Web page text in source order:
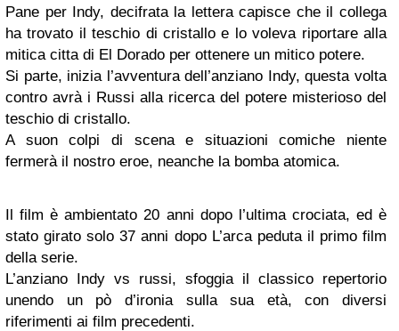
Pane per Indy, decifrata la lettera capisce che il collega
ha trovato il teschio di cristallo e lo voleva riportare alla
mitica citta di El Dorado per ottenere un mitico potere.
Si parte, inizia l’avventura dell’anziano Indy, questa volta
contro avrà i Russi alla ricerca del potere misterioso del
teschio di cristallo.
A suon colpi di scena e situazioni comiche niente
fermerà il nostro eroe, neanche la bomba atomica.
Il film è ambientato 20 anni dopo l’ultima crociata, ed è
stato girato solo 37 anni dopo L’arca peduta il primo film
della serie.
L’anziano Indy vs russi, sfoggia il classico repertorio
unendo un pò d’ironia sulla sua età, con diversi
riferimenti ai film precedenti.